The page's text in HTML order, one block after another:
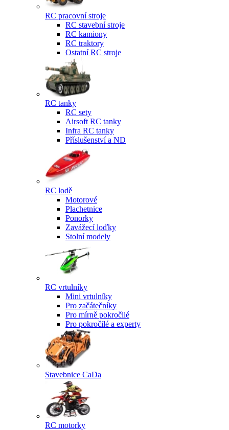
RC pracovní stroje
RC stavební stroje
RC kamiony
RC traktory
Ostatní RC stroje
RC tanky
RC sety
Airsoft RC tanky
Infra RC tanky
Příslušenství a ND
RC lodě
Motorové
Plachetnice
Ponorky
Zavážecí loďky
Stolní modely
RC vrtulníky
Mini vrtulníky
Pro začátečníky
Pro mírně pokročilé
Pro pokročilé a experty
Stavebnice CaDa
RC motorky